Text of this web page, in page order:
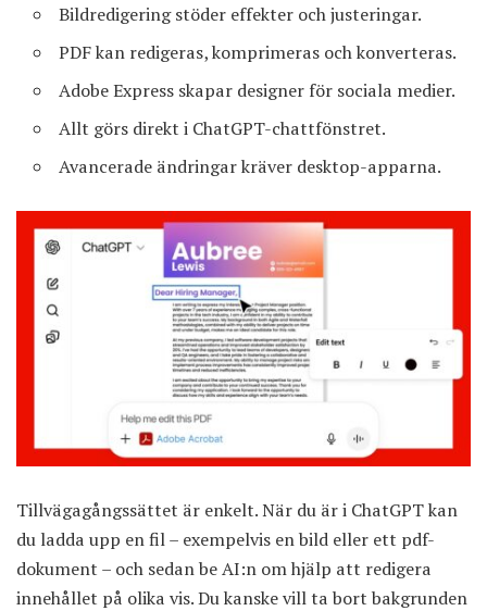
Bildredigering stöder effekter och justeringar.
PDF kan redigeras, komprimeras och konverteras.
Adobe Express skapar designer för sociala medier.
Allt görs direkt i ChatGPT-chattfönstret.
Avancerade ändringar kräver desktop-apparna.
Tillvägagångssättet är enkelt. När du är i ChatGPT kan
du ladda upp en fil – exempelvis en bild eller ett pdf-
dokument – och sedan be AI:n om hjälp att redigera
innehållet på olika vis. Du kanske vill ta bort bakgrunden